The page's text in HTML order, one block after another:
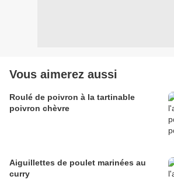
Vous aimerez aussi
Roulé de poivron à la tartinable
poivron chèvre
Aiguillettes de poulet marinées au
curry